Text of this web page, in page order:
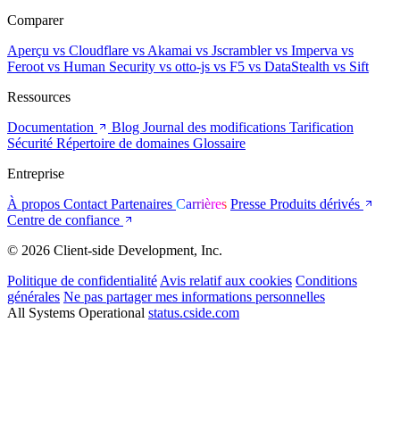
Comparer
Aperçu vs Cloudflare vs Akamai vs Jscramblervs Imperva vs
Feroot vs Human Security vs otto-js vs F5 vs DataStealth vs Sift
Ressources
Documentation
Blog Journal des modifications Tarification
Sécurité Répertoire de domaines Glossaire
Entreprise
À propos Contact Partenaires Carrières Presse Produits dérivés
Centre de confiance
© 2026 Client-side Development, Inc.
Politique de confidentialité Avis relatif aux cookies Conditions
générales Ne pas partager mes informations personnelles
All Systems Operational status.cside.com